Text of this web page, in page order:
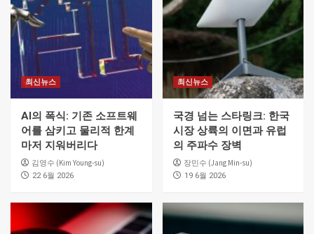
최신뉴스
AI의 폭식: 기존 소프트웨
어를 삼키고 물리적 한계
마저 지워버리다
김영수 (Kim Young-su)
22 6월 2026
최신뉴스
국경 넘는 스타링크: 한국
시장 상륙의 이면과 유럽
의 주파수 장벽
장민수 (Jang Min-su)
19 6월 2026